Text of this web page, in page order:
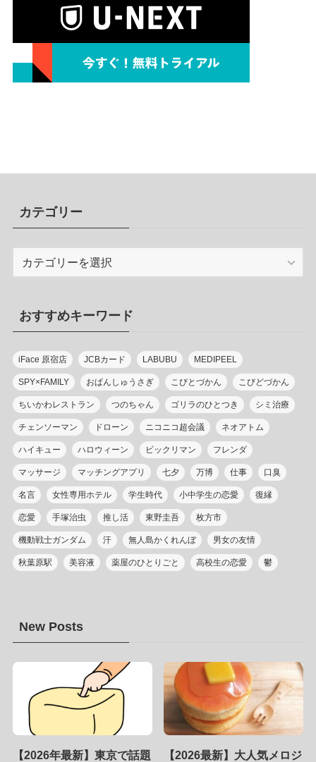
カテゴリー
リ
ー
おすすめキーワード
iFace 原宿店 JCBカード LABUBU MEDIPEEL
SPY×FAMILY おぱんしゅうさぎ こびとづかん こびどづかん
ちいかわレストラン つのちゃん ゴリラのひとつき シミ治療
チェンソーマン ドローン ニコニコ超会議 ネオアトム
ハイキュー ハロウィーン ビックリマン フレンダ
マッサージ マッチングアプリ 七夕 万博 仕事 口臭
名言 女性専用ホテル 学生時代 小中学生の恋愛 復縁
恋愛 手塚治虫 推し活 東野圭吾 枚方市
機動戦士ガンダム 汗 無人島かくれんぼ 男女の友情
秋葉原駅 美容液 薬屋のひとりごと 高校生の恋愛 鬱
New Posts
【2026年最新】東京で話題
【2026最新】大人気メロジ